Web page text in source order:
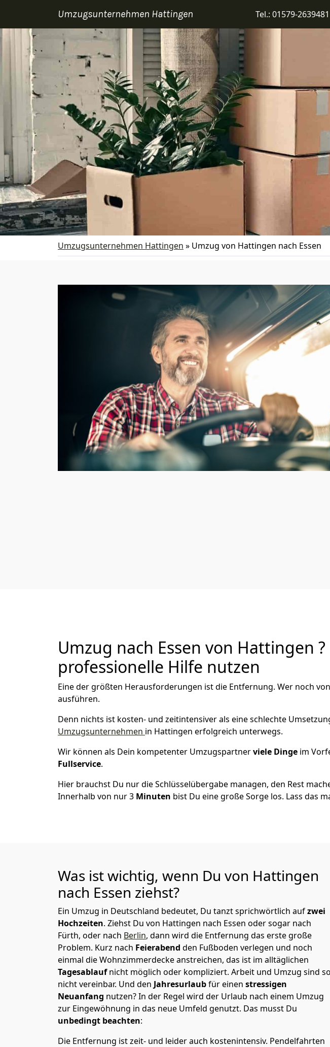
Umzugsunternehmen Hattingen Tel.: 01579-2639481
Umzugsunternehmen Hattingen » Umzug von Hattingen nach Essen
Umzug nach Essen von Hattingen
professionelle Hilfe nutzen
Eine der größten Herausforderungen ist die Entfernung. Wer noch
ausführen.
Denn nichts ist kosten- und zeitintensiver als eine schlechte
Umzugsunternehmen in Hattingen erfolgreich unterwegs.
Wir können als Dein kompetenter Umzugspartnerviele Dinge im
Fullservice.
Hier brauchst Du nur die Schlüsselübergabe managen, den Rest
Innerhalb von nur 3 Minuten bist Du eine große Sorge los. Lass das
Was ist wichtig, wenn Du von Hattingen
nach Essen ziehst?
Ein Umzug in Deutschland bedeutet, Du tanzt sprichwörtlich aufzwei
Hochzeiten. Ziehst Du von Hattingen nach Essen oder sogar nach
Fürth, oder nach Berlin, dann wird die Entfernung das erste große
Problem. Kurz nach Feierabend den Fußboden verlegen und noch
einmal die Wohnzimmerdecke anstreichen, das ist im alltäglichen
Tagesablaufnicht möglich oder kompliziert. Arbeit und Umzug sind so
nicht vereinbar. Und den Jahresurlaubfür einen stressigen
Neuanfang nutzen? In der Regel wird der Urlaub nach einem Umzug
zur Eingewöhnung in das neue Umfeld genutzt. Das musst Du
unbedingt beachten:
Die Entfernung ist zeit- und leider auch kostenintensiv. Pendelfahrten